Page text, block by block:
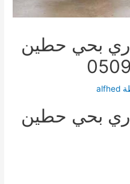
بحي حطين
alfhed
بحي حطين